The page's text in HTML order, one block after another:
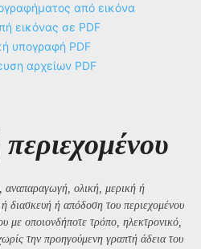
από εικόνα
εικόνας σε PDF
υπογραφή PDF
αρχείων PDF
αναπαραγωγή, ολική, μερική ή
διασκευή ή απόδοση του περιεχομένου
με οποιονδήποτε τρόπο, ηλεκτρονικό,
την προηγούμενη γραπτή άδεια του